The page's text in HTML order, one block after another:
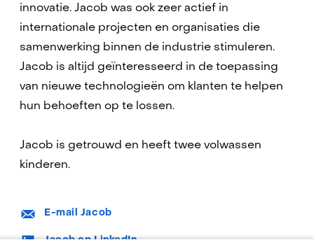
innovatie. Jacob was ook zeer actief in
internationale projecten en organisaties die
samenwerking binnen de industrie stimuleren.
Jacob is altijd geïnteresseerd in de toepassing
van nieuwe technologieën om klanten te helpen
hun behoeften op te lossen.
Jacob is getrouwd en heeft twee volwassen
kinderen.
E-
mail:
E-mail Jacob
LinkedIn:
Jacob op LinkedIn